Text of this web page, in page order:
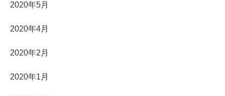
2020年5月
2020年4月
2020年2月
2020年1月